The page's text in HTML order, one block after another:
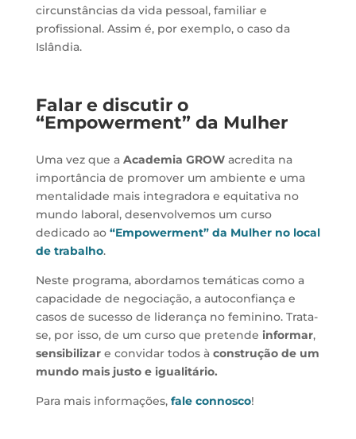
circunstâncias da vida pessoal, familiar e
profissional. Assim é, por exemplo, o caso da
Islândia.
Falar e discutir o
“Empowerment” da Mulher
Uma vez que a Academia GROWacredita na
importância de promover um ambiente e uma
mentalidade mais integradora e equitativa no
mundo laboral, desenvolvemos um curso
dedicado ao “Empowerment” da Mulher no local
de trabalho.
Neste programa, abordamos temáticas como a
capacidade de negociação, a autoconfiança e
casos de sucesso de liderança no feminino. Trata-
se, por isso, de um curso que pretende informar,
sensibilizare convidar todos à construção de um
mundo mais justo e igualitário.
Para mais informações, fale connosco!